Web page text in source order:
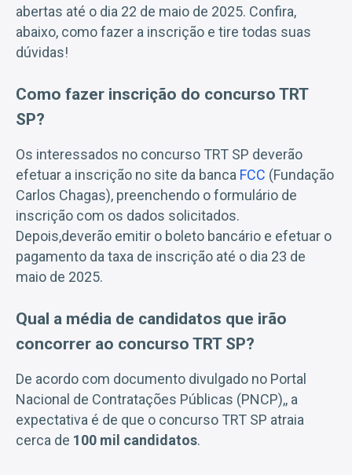
abertas até o dia 22 de maio de 2025. Confira,
abaixo, como fazer a inscrição e tire todas suas
dúvidas!
Como fazer inscrição do concurso TRT
SP?
Os interessados no concurso TRT SP deverão
efetuar a inscrição no site da banca FCC (Fundação
Carlos Chagas), preenchendo o formulário de
inscrição com os dados solicitados.
Depois,deverão emitir o boleto bancário e efetuar o
pagamento da taxa de inscrição até o dia 23 de
maio de 2025.
Qual a média de candidatos que irão
concorrer ao concurso TRT SP?
De acordo com documento divulgado no Portal
Nacional de Contratações Públicas (PNCP),, a
expectativa é de que o concurso TRT SP atraia
cerca de 100 mil candidatos.